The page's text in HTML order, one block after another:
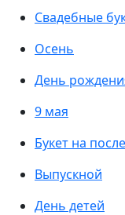
Свадебные
Осень
День
9 мая
Букет на
Выпускной
День детей